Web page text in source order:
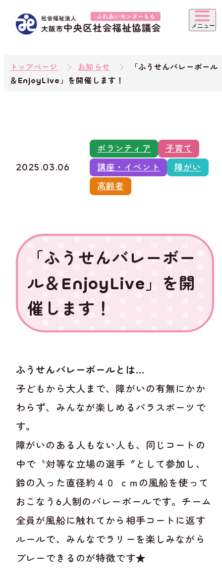
トップページ お知らせ
「ふうせんバレーボール
＆EnjoyLive」を開催します！
2025.03.06
ボランティア
子育て
講座・イベント
障がい
高齢者
「ふうせんバレーボー
ル＆EnjoyLive」を開
催します！
ふうせんバレーボールとは…
子どもから大人まで、障がいの有無にかか
わらず、みんなが楽しめるパラスポーツで
す。
障がいのある人もない人も、同じコートの
中で〝対等な立場の選手〞として参加し、
鈴の入った直径約４０ ｃｍの風船を使って
おこなう6人制のバレーボールです。チーム
全員が風船に触れてから相手コートに返す
ルールで、みんなでラリーを楽しみながら
プレーできるのが特徴です★